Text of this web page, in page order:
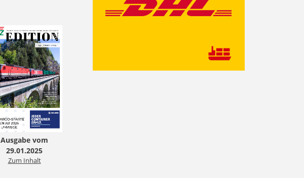
Ausgabe vom
29.01.2025
Zum Inhalt